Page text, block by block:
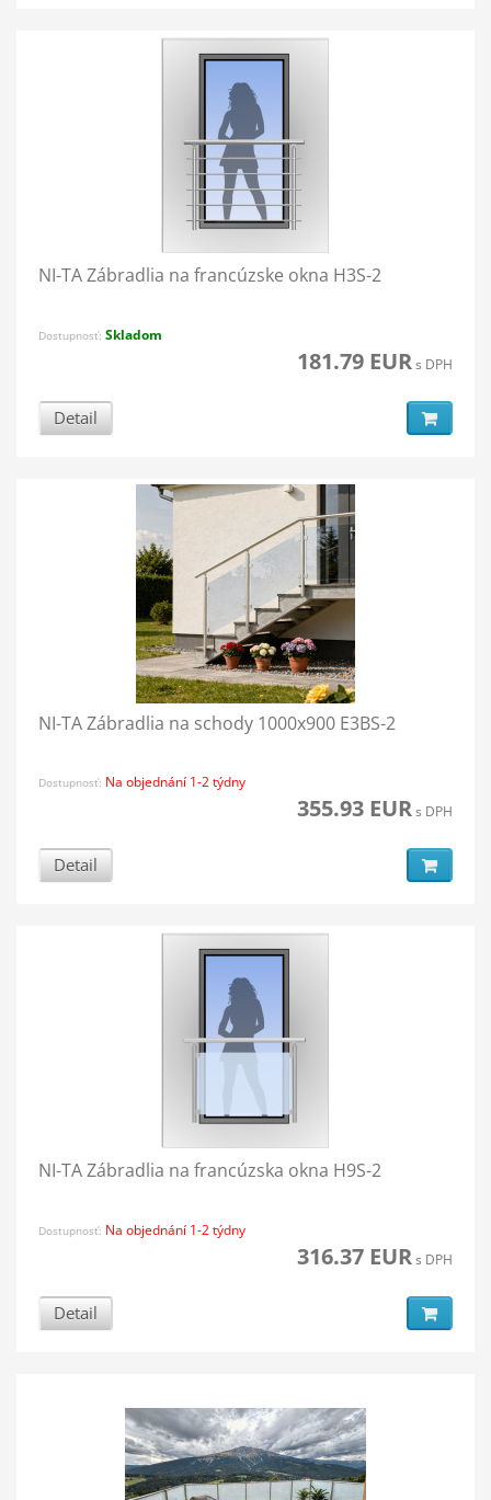
NI-TA Zábradlia na francúzske okna H3S-2
Dostupnosť: Skladom
181.79 EURs DPH
Detail
NI-TA Zábradlia na schody 1000x900 E3BS-2
Dostupnosť: Na objednání 1-2 týdny
355.93 EURs DPH
Detail
NI-TA Zábradlia na francúzska okna H9S-2
Dostupnosť: Na objednání 1-2 týdny
316.37 EURs DPH
Detail